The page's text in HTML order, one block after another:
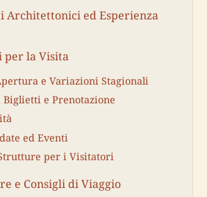
Architettonici ed Esperienza
la Visita
e Variazioni Stagionali
Biglietti e Prenotazione
ed Eventi
per i Visitatori
e Consigli di Viaggio